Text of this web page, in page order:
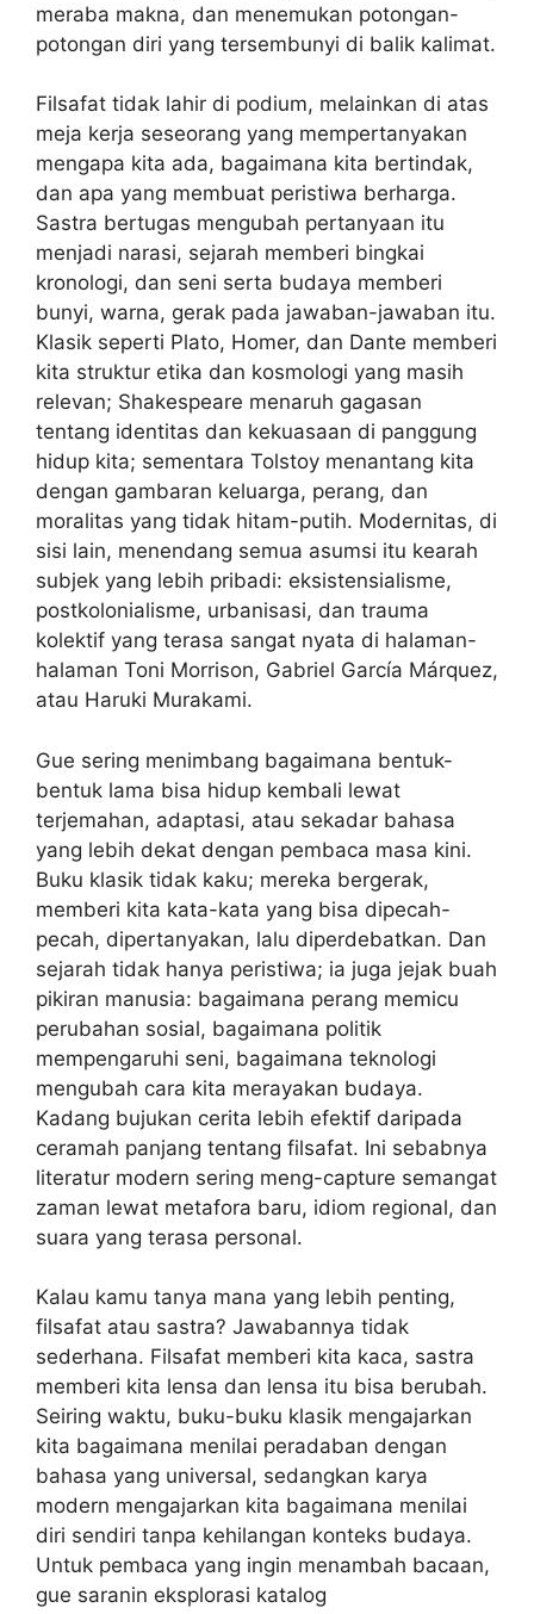
meraba makna, dan menemukan potongan-
potongan diri yang tersembunyi di balik kalimat.
Filsafat tidak lahir di podium, melainkan di atas
meja kerja seseorang yang mempertanyakan
mengapa kita ada, bagaimana kita bertindak,
dan apa yang membuat peristiwa berharga.
Sastra bertugas mengubah pertanyaan itu
menjadi narasi, sejarah memberi bingkai
kronologi, dan seni serta budaya memberi
bunyi, warna, gerak pada jawaban-jawaban itu.
Klasik seperti Plato, Homer, dan Dante memberi
kita struktur etika dan kosmologi yang masih
relevan; Shakespeare menaruh gagasan
tentang identitas dan kekuasaan di panggung
hidup kita; sementara Tolstoy menantang kita
dengan gambaran keluarga, perang, dan
moralitas yang tidak hitam-putih. Modernitas, di
sisi lain, menendang semua asumsi itu kearah
subjek yang lebih pribadi: eksistensialisme,
postkolonialisme, urbanisasi, dan trauma
kolektif yang terasa sangat nyata di halaman-
halaman Toni Morrison, Gabriel García Márquez,
atau Haruki Murakami.
Gue sering menimbang bagaimana bentuk-
bentuk lama bisa hidup kembali lewat
terjemahan, adaptasi, atau sekadar bahasa
yang lebih dekat dengan pembaca masa kini.
Buku klasik tidak kaku; mereka bergerak,
memberi kita kata-kata yang bisa dipecah-
pecah, dipertanyakan, lalu diperdebatkan. Dan
sejarah tidak hanya peristiwa; ia juga jejak buah
pikiran manusia: bagaimana perang memicu
perubahan sosial, bagaimana politik
mempengaruhi seni, bagaimana teknologi
mengubah cara kita merayakan budaya.
Kadang bujukan cerita lebih efektif daripada
ceramah panjang tentang filsafat. Ini sebabnya
literatur modern sering meng-capture semangat
zaman lewat metafora baru, idiom regional, dan
suara yang terasa personal.
Kalau kamu tanya mana yang lebih penting,
filsafat atau sastra? Jawabannya tidak
sederhana. Filsafat memberi kita kaca, sastra
memberi kita lensa dan lensa itu bisa berubah.
Seiring waktu, buku-buku klasik mengajarkan
kita bagaimana menilai peradaban dengan
bahasa yang universal, sedangkan karya
modern mengajarkan kita bagaimana menilai
diri sendiri tanpa kehilangan konteks budaya.
Untuk pembaca yang ingin menambah bacaan,
gue saranin eksplorasi katalog